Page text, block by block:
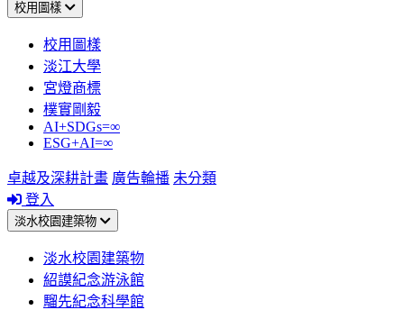
校用圖樣
校用圖樣
淡江大學
宮燈商標
樸實剛毅
AI+SDGs=∞
ESG+AI=∞
卓越及深耕計畫 廣告輪播 未分類
登入
淡水校園建築物
淡水校園建築物
紹謨紀念游泳館
騮先紀念科學館